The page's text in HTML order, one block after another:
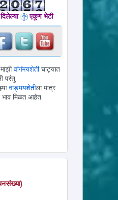
एकूण भेटी
माझीवांगंमयशेतीघाट्यात
परंतु
वाङ्मयशेतीला मात्र
भाव मिळत आहेत.